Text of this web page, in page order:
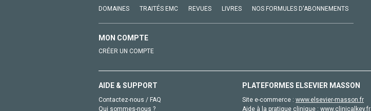
DOMAINES TRAITÉS EMC REVUES LIVRES NOS FORMULES D'ABONNEMENTS
MON COMPTE
CRÉER UN COMPTE
AIDE & SUPPORT
Contactez-nous / FAQ
Qui sommes-nous ?
PLATEFORMES ELSEVIER MASSON
Site e-commerce : www.elsevier-masson.fr
Aide à la pratique clinique : www.clinicalkey.fr